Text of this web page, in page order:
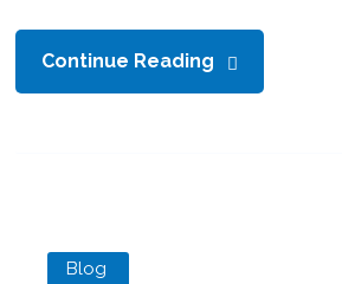
Continue Reading
Blog